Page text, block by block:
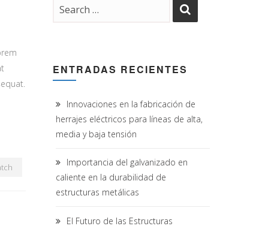
ENTRADAS RECIENTES
Innovaciones en la fabricación de
herrajes eléctricos para líneas de alta,
media y baja tensión
Importancia del galvanizado en
caliente en la durabilidad de
estructuras metálicas
El Futuro de las Estructuras